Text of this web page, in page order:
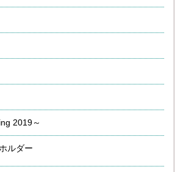
2019～
ルダー